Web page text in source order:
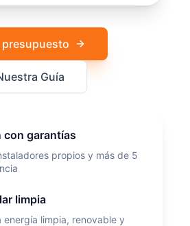
Guía
con garantías
propios y más de 5
limpia
energía limpia, renovable y